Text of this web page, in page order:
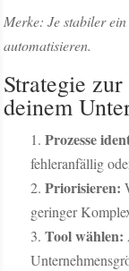
Merke: Je stabiler
automatisieren.
Strategie
deinem
Prozesse
fehleranfällig
Priorisieren:
geringer
Tool wählen: